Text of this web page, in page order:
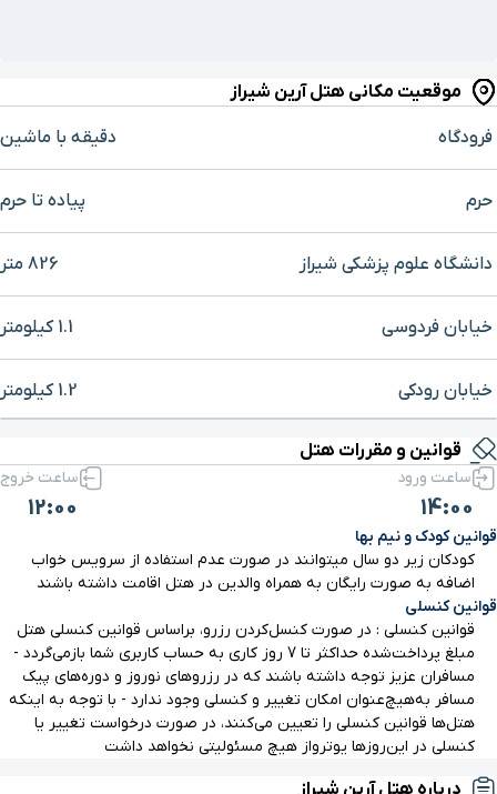
موقعیت مکانی هتل آرین شیراز
فرودگاه دقیقه با ماشین
حرم پیاده تا حرم
دانشگاه علوم پزشکی شیراز 826 متر
خیابان فردوسی 1.1 کیلومتر
خیابان رودکی 1.2 کیلومتر
میدان گاز
پارک آزادی 1.7 کیلومتر
بلوار هجرت 1.8 کیلومتر
ارگ کریم خان زند 2 کیلومتر
خیابان آزادی 2.3 کیلومتر
قوانین و مقررات هتل
ساعت ورود
14:00
ساعت خروج
12:00
قوانین کودک و نیم بها
کودکان زیر دو سال میتوانند در صورت عدم استفاده از سرویس خواب
اضافه به صورت رایگان به همراه والدین در هتل اقامت داشته باشند
قوانین کنسلی
قوانین کنسلی : در صورت کنسل‌کردن رزرو، بر‌اساس قوانین کنسلی هتل
مبلغ پرداخت‌شده حداکثر تا 7 روز کاری به حساب کاربری شما باز‌می‌گردد -
مسافران عزیز توجه داشته باشند که در رزروهای نوروز و دوره‌های پیک
مسافر به‌هیچ‌عنوان امکان تغییر و کنسلی وجود ندارد - با توجه به اینکه
هتل‌ها قوانین کنسلی را تعیین می‌کنند، در صورت درخواست تغییر یا
کنسلی در این‌روزها یوترواز هیچ مسئولیتی نخواهد داشت
درباره هتل آرین شیراز